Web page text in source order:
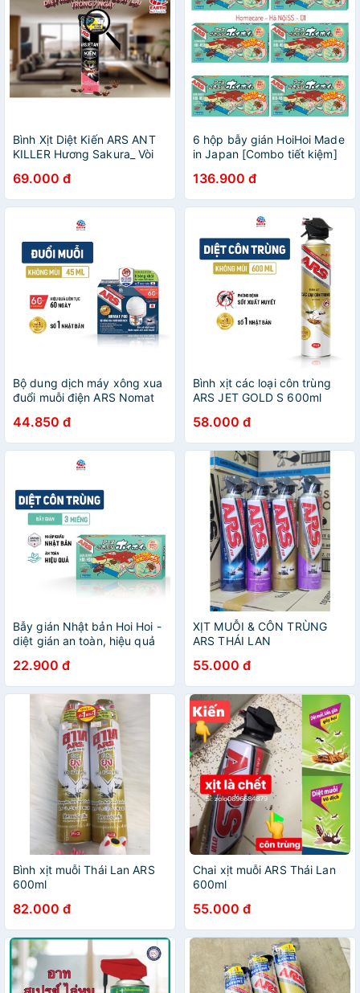
Bình Xịt Diệt Kiến ARS ANT
KILLER Hương Sakura_ Vòi
cả khe tường 500ml
69.000 đ
6 hộp bẫy gián HoiHoi Made
in Japan [Combo tiết kiệm]
136.900 đ
Bộ dung dịch máy xông xua
đuổi muỗi điện ARS Nomat
Bản - dùng trong 60 ngày
liên tục 8 tiếng
44.850 đ
Bình xịt các loại côn trùng
ARS JET GOLD S 600ml
58.000 đ
Bẫy gián Nhật bản Hoi Hoi -
diệt gián an toàn, hiệu quả
22.900 đ
XỊT MUỖI & CÔN TRÙNG
ARS THÁI LAN
55.000 đ
Bình xịt muỗi Thái Lan ARS
600ml
82.000 đ
Chai xịt muỗi ARS Thái Lan
600ml
55.000 đ